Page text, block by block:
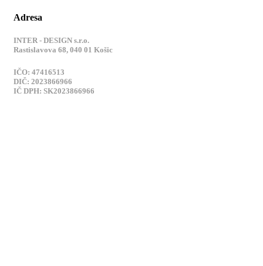
Adresa
INTER - DESIGN s.r.o.
Rastislavova 68, 040 01 Košic
IČO: 47416513
DIČ: 2023866966
IČ DPH: SK2023866966